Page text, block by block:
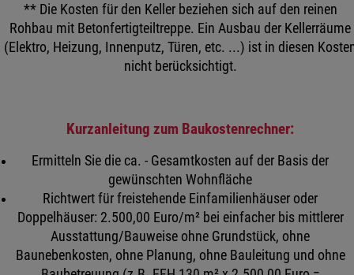
** Die Kosten für den Keller beziehen sich auf den reinen
Rohbau mit Betonfertigteiltreppe. Ein Ausbau der Kellerräume
(Elektro, Heizung, Innenputz, Türen, etc. ...) ist in diesen
nicht berücksichtigt.
Kurzanleitung zum Baukostenrechner:
Ermitteln Sie die ca. - Gesamtkosten auf der Basis der
gewünschten Wohnfläche
Richtwert für freistehende Einfamilienhäuser oder
Doppelhäuser: 2.500,00 Euro/m² bei einfacher bis mittlerer
Ausstattung/Bauweise ohne Grundstück, ohne
Baunebenkosten, ohne Planung, ohne Bauleitung und ohne